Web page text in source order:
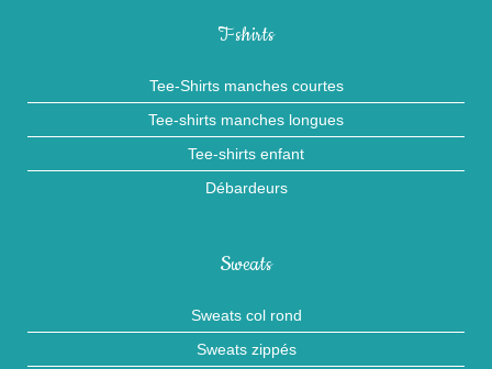
T-shirts
Tee-Shirts manches courtes
Tee-shirts manches longues
Tee-shirts enfant
Débardeurs
Sweats
Sweats col rond
Sweats zippés